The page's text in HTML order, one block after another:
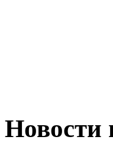
Новости